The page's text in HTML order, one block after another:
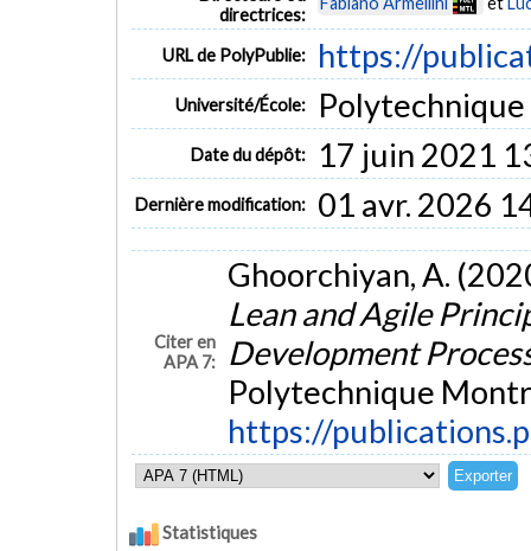
directrices:
URL de PolyPublie: https://
Université/École:
Date du dépôt: 17 juin 2021
Dernière modification: 01 avr. 2026
Citer en
APA 7:
Ghoorchiyan, A.
Lean and Agile
Development
Polytechnique
https://
Statistiques